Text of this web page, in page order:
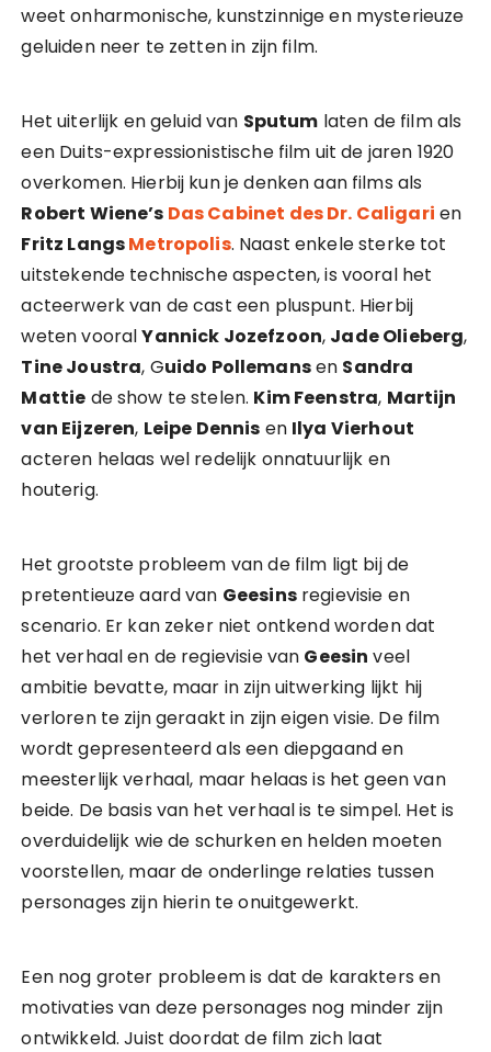
weet onharmonische, kunstzinnige en mysterieuze
geluiden neer te zetten in zijn film.
Het uiterlijk en geluid van Sputum laten de film als
een Duits-expressionistische film uit de jaren 1920
overkomen. Hierbij kun je denken aan films als
Robert Wiene’s Das Cabinet des Dr. Caligari en
Fritz LangsMetropolis. Naast enkele sterke tot
uitstekende technische aspecten, is vooral het
acteerwerk van de cast een pluspunt. Hierbij
weten vooralYannick Jozefzoon, Jade Olieberg,
Tine Joustra, Guido Pollemansen Sandra
Mattie de show te stelen. Kim Feenstra, Martijn
van Eijzeren, Leipe Dennis en Ilya Vierhout
acteren helaas wel redelijk onnatuurlijk en
houterig.
Het grootste probleem van de film ligt bij de
pretentieuze aard van Geesinsregievisie en
scenario. Er kan zeker niet ontkend worden dat
het verhaal en de regievisie van Geesin veel
ambitie bevatte, maar in zijn uitwerking lijkt hij
verloren te zijn geraakt in zijn eigen visie. De film
wordt gepresenteerd als een diepgaand en
meesterlijk verhaal, maar helaas is het geen van
beide. De basis van het verhaal is te simpel. Het is
overduidelijk wie de schurken en helden moeten
voorstellen, maar de onderlinge relaties tussen
personages zijn hierin te onuitgewerkt.
Een nog groter probleem is dat de karakters en
motivaties van deze personages nog minder zijn
ontwikkeld. Juist doordat de film zich laat